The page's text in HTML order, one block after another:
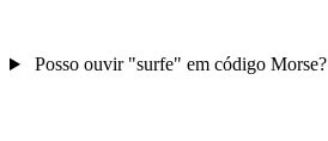
Posso ouvir "surfe" em código Morse?